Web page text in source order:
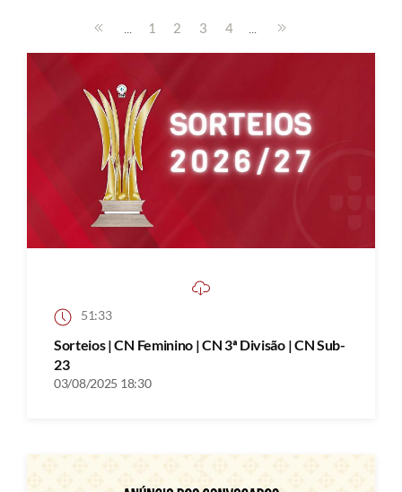
... 1 2 3 4 ...
51:33
Sorteios | CN Feminino | CN 3ª Divisão | CN Sub-
23
03/08/2025 18:30